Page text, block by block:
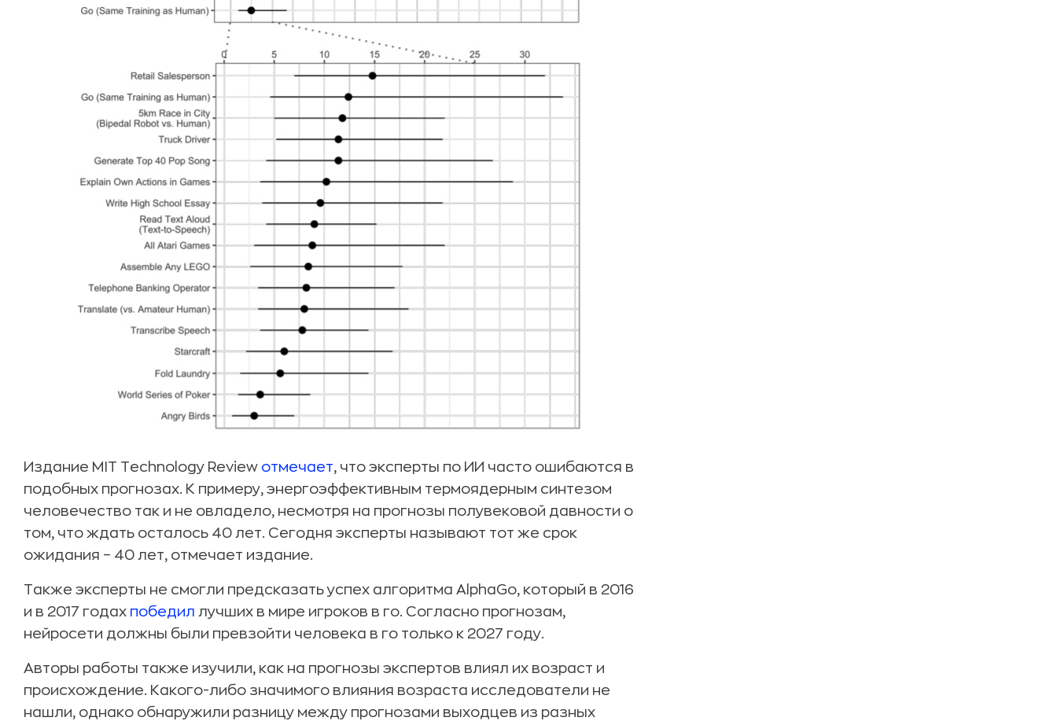
Издание MIT Technology Review отмечает, что эксперты по ИИ часто ошибаются в
подобных прогнозах. К примеру, энергоэффективным термоядерным синтезом
человечество так и не овладело, несмотря на прогнозы полувековой давности о
том, что ждать осталось 40 лет. Сегодня эксперты называют тот же срок
ожидания – 40 лет, отмечает издание.
Также эксперты не смогли предсказать успех алгоритма AlphaGo, который в 2016
и в 2017 годах победил лучших в мире игроков в го. Согласно прогнозам,
нейросети должны были превзойти человека в го только к 2027 году.
Авторы работы также изучили, как на прогнозы экспертов влиял их возраст и
происхождение. Какого-либо значимого влияния возраста исследователи не
нашли, однако обнаружили разницу между прогнозами выходцев из разных